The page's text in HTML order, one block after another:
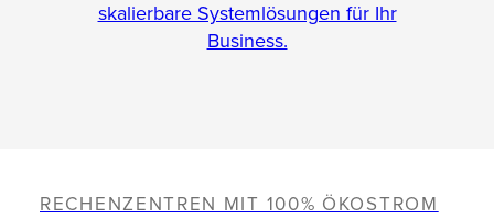
skalierbare Systemlösungen für Ihr
Business.
RECHENZENTREN MIT 100% ÖKOSTROM